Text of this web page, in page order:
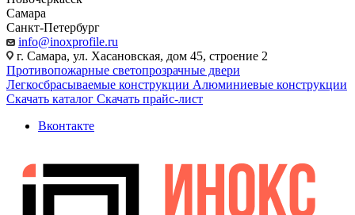
Самара
Санкт-Петербург
info@inoxprofile.ru
г. Самара, ул. Хасановская, дом 45, строение 2
Противопожарные светопрозрачные двери
Легкосбрасываемые конструкции Алюминиевые конструкции
Скачать каталог Скачать прайс-лист
Вконтакте